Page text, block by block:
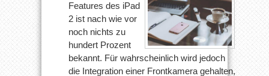
Features des iPad
2 ist nach wie vor
noch nichts zu
hundert Prozent
bekannt. Für wahrscheinlich wird jedoch
die Integration einer Frontkamera gehalten,